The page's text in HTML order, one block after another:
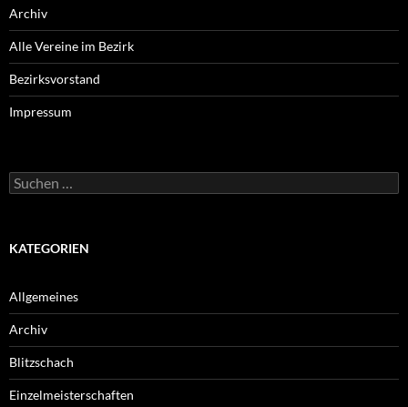
Archiv
Alle Vereine im Bezirk
Bezirksvorstand
Impressum
Suche
nach:
KATEGORIEN
Allgemeines
Archiv
Blitzschach
Einzelmeisterschaften